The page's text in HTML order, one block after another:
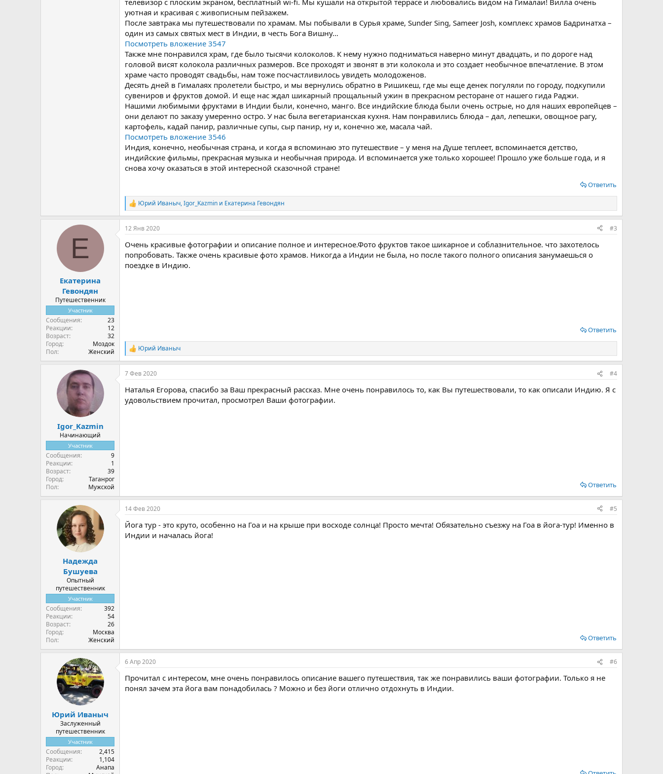
уютная и красивая с живописным пейзажем.
После завтрака мы путешествовали по храмам. Мы побывали в Сурья храме, Sunder Sing, Sameer Josh, комплекс храмов Бадринатха –
один из самых святых мест в Индии, в честь Бога Вишну…
Посмотреть вложение 3547
Также мне понравился храм, где было тысячи колоколов. К нему нужно подниматься наверно минут двадцать, и по дороге над
головой висят колокола различных размеров. Все проходят и звонят в эти колокола и это создает необычное впечатление. В этом
храме часто проводят свадьбы, нам тоже посчастливилось увидеть молодоженов.
Десять дней в Гималаях пролетели быстро, и мы вернулись обратно в Ришикеш, где мы еще денек погуляли по городу, подкупили
сувениров и фруктов домой. И еще нас ждал шикарный прощальный ужин в прекрасном ресторане от нашего гида Раджи.
Нашими любимыми фруктами в Индии были, конечно, манго. Все индийские блюда были очень острые, но для наших европейцев –
они делают по заказу умеренно остро. У нас была вегетарианская кухня. Нам понравились блюда – дал, лепешки, овощное рагу,
картофель, кадай панир, различные супы, сыр панир, ну и, конечно же, масала чай.
Посмотреть вложение 3546
Индия, конечно, необычная страна, и когда я вспоминаю это путешествие – у меня на Душе теплеет, вспоминается детство,
индийские фильмы, прекрасная музыка и необычная природа. И вспоминается уже только хорошее! Прошло уже больше года, и я
снова хочу оказаться в этой интересной сказочной стране!
Ответить
Р
е
а
к
и
и
Юрий Иваныч,Igor_Kazmin и Екатерина Гевондян
Е
Екатерина
Гевондян
Путешественник
Участник
Сообщения
23
Реакции
12
Возраст
32
Город
Моздок
Пол
Женский
12 Янв 2020 #3
Очень красивые фотографии и описание полное и интересное.Фото фруктов такое шикарное и соблазнительное. что захотелось
попробовать. Также очень красивые фото храмов. Никогда а Индии не была, но после такого полного описания занумаешься о
поездке в Индию.
Ответить
Р
е
а
к
и
и
:
Юрий Иваныч
Igor_Kazmin
Начинающий
Участник
Сообщения
9
Реакции
1
Возраст
39
Город
Таганрог
Пол
Мужской
7 Фев 2020 #4
Наталья Егорова, спасибо за Ваш прекрасный рассказ. Мне очень понравилось то, как Вы путешествовали, то как описали Индию. Я с
удовольствием прочитал, просмотрел Ваши фотографии.
Ответить
Надежда
Бушуева
Опытный
путешественник
Участник
Сообщения
392
Реакции
54
Возраст
26
Город
Москва
Пол
Женский
14 Фев 2020 #5
Йога тур - это круто, особенно на Гоа и на крыше при восходе солнца! Просто мечта! Обязательно съезжу на Гоа в йога-тур! Именно в
Индии и началась йога!
Ответить
Юрий Иваныч
Заслуженный
путешественник
Участник
Сообщения
2,415
Реакции
1,104
Город
Анапа
6 Апр 2020 #6
Прочитал с интересом, мне очень понравилось описание вашего путешествия, так же понравились ваши фотографии. Только я не
понял зачем эта йога вам понадобилась ? Можно и без йоги отлично отдохнуть в Индии.